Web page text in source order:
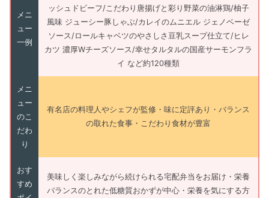
メニ
ュー
一例
ッシュドビーフ/こだわり唐揚げと彩り野菜の油淋鶏/柚子
風味 ジューシー豚しゃぶ/カレイのムニエル ジェノベーゼ
ソース/ロールキャベツのやさしさ豆乳スープ仕立て/ヒレ
カツ 濃厚Wチーズソース/幸せタルタルの国産サーモンフラ
イ など約120種類
メニ
ュー
のこ
だわ
り
有名店の料理人やシェフが監修・味に定評あり・バランス
の取れた食事・こだわり食材が豊富
おす
すめ
美味しく楽しみながら続けられる宅配弁当をお届け・栄養
バランスのとれた低糖質おかずが中心・栄養を気にする方